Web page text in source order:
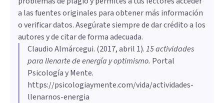
a las fuentes originales para obtener más información
o verificar datos. Asegúrate siempre de dar crédito a los
autores y de citar de forma adecuada.
Claudio Almárcegui. (2017, abril 1).15 actividades
para llenarte de energía y optimismo. Portal
Psicología y Mente.
https://psicologiaymente.com/vida/actividades-
llenarnos-energia